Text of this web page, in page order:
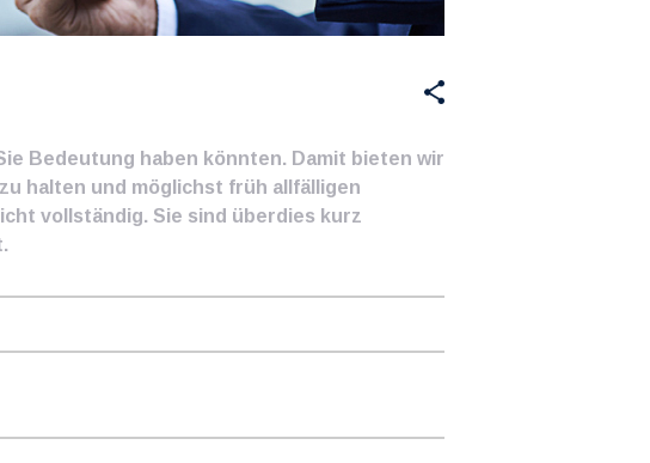
Bedeutung haben könnten. Damit bieten wir
halten und möglichst früh allfälligen
vollständig. Sie sind überdies kurz